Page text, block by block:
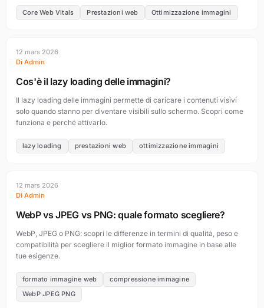
Core Web Vitals Prestazioni web Ottimizzazione immagini
12 mars 2026
Di Admin
Cos'è il lazy loading delle immagini?
Il lazy loading delle immagini permette di caricare i contenuti visivi
solo quando stanno per diventare visibili sullo schermo. Scopri come
funziona e perché attivarlo.
lazy loading prestazioni web ottimizzazione immagini
12 mars 2026
Di Admin
WebP vs JPEG vs PNG: quale formato scegliere?
WebP, JPEG o PNG: scopri le differenze in termini di qualità, peso e
compatibilità per scegliere il miglior formato immagine in base alle
tue esigenze.
formato immagine web
compressione immagine
WebP JPEG PNG